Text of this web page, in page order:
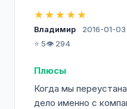
★★★★★
Владимир
2016-01-03
⭐ 5👁️ 294
Плюсы
Когда мы
дело именно с